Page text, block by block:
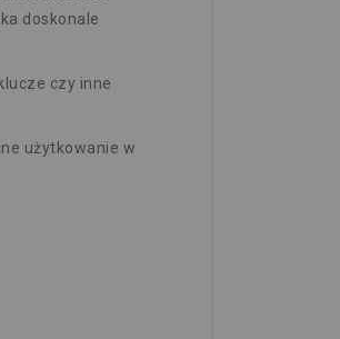
doskonale
czy inne
użytkowanie w